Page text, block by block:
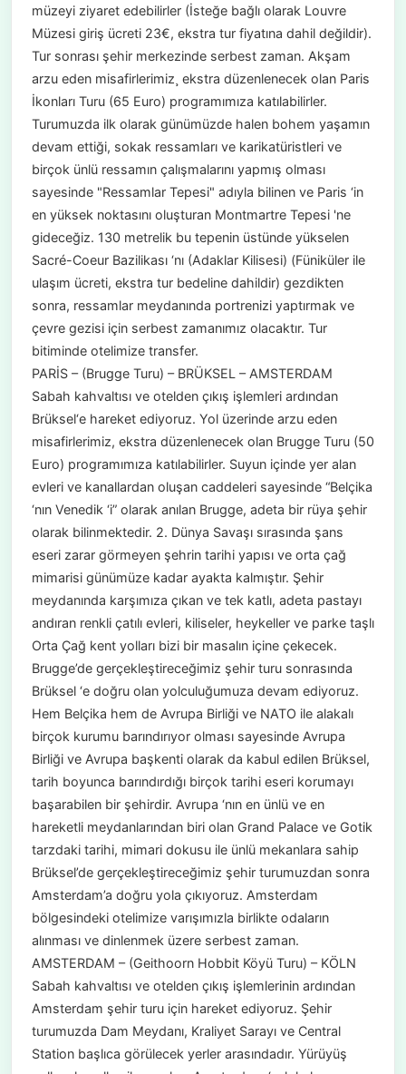
müzeyi ziyaret edebilirler (İsteğe bağlı olarak Louvre
Müzesi giriş ücreti 23€, ekstra tur fiyatına dahil değildir).
Tur sonrası şehir merkezinde serbest zaman. Akşam
arzu eden misafirlerimiz¸ ekstra düzenlenecek olan Paris
İkonları Turu (65 Euro) programımıza katılabilirler.
Turumuzda ilk olarak günümüzde halen bohem yaşamın
devam ettiği, sokak ressamları ve karikatüristleri ve
birçok ünlü ressamın çalışmalarını yapmış olması
sayesinde "Ressamlar Tepesi" adıyla bilinen ve Paris ‘in
en yüksek noktasını oluşturan Montmartre Tepesi 'ne
gideceğiz. 130 metrelik bu tepenin üstünde yükselen
Sacré-Coeur Bazilikası ‘nı (Adaklar Kilisesi) (Füniküler ile
ulaşım ücreti, ekstra tur bedeline dahildir) gezdikten
sonra, ressamlar meydanında portrenizi yaptırmak ve
çevre gezisi için serbest zamanımız olacaktır. Tur
bitiminde otelimize transfer.
PARİS – (Brugge Turu) – BRÜKSEL – AMSTERDAM
Sabah kahvaltısı ve otelden çıkış işlemleri ardından
Brüksel‘e hareket ediyoruz. Yol üzerinde arzu eden
misafirlerimiz, ekstra düzenlenecek olan Brugge Turu (50
Euro) programımıza katılabilirler. Suyun içinde yer alan
evleri ve kanallardan oluşan caddeleri sayesinde “Belçika
‘nın Venedik ‘i” olarak anılan Brugge, adeta bir rüya şehir
olarak bilinmektedir. 2. Dünya Savaşı sırasında şans
eseri zarar görmeyen şehrin tarihi yapısı ve orta çağ
mimarisi günümüze kadar ayakta kalmıştır. Şehir
meydanında karşımıza çıkan ve tek katlı, adeta pastayı
andıran renkli çatılı evleri, kiliseler, heykeller ve parke taşlı
Orta Çağ kent yolları bizi bir masalın içine çekecek.
Brugge’de gerçekleştireceğimiz şehir turu sonrasında
Brüksel ‘e doğru olan yolculuğumuza devam ediyoruz.
Hem Belçika hem de Avrupa Birliği ve NATO ile alakalı
birçok kurumu barındırıyor olması sayesinde Avrupa
Birliği ve Avrupa başkenti olarak da kabul edilen Brüksel,
tarih boyunca barındırdığı birçok tarihi eseri korumayı
başarabilen bir şehirdir. Avrupa ‘nın en ünlü ve en
hareketli meydanlarından biri olan Grand Palace ve Gotik
tarzdaki tarihi, mimari dokusu ile ünlü mekanlara sahip
Brüksel’de gerçekleştireceğimiz şehir turumuzdan sonra
Amsterdam’a doğru yola çıkıyoruz. Amsterdam
bölgesindeki otelimize varışımızla birlikte odaların
alınması ve dinlenmek üzere serbest zaman.
AMSTERDAM – (Geithoorn Hobbit Köyü Turu) – KÖLN
Sabah kahvaltısı ve otelden çıkış işlemlerinin ardından
Amsterdam şehir turu için hareket ediyoruz. Şehir
turumuzda Dam Meydanı, Kraliyet Sarayı ve Central
Station başlıca görülecek yerler arasındadır. Yürüyüş